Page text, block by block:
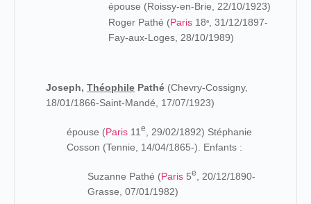
épouse (Roissy-en-Brie, 22/10/1923)
Roger Pathé (Paris 18e, 31/12/1897-
Fay-aux-Loges, 28/10/1989)
Joseph, Théophile Pathé (Chevry-Cossigny,
18/01/1866-Saint-Mandé, 17/07/1923)
épouse (Paris 11 e
, 29/02/1892) Stéphanie
Cosson (Tennie, 14/04/1865-). Enfants :
Suzanne Pathé (Paris 5e
, 20/12/1890-
Grasse, 07/01/1982)